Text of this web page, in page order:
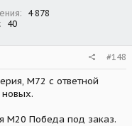
4 878
40
#148
М72 с ответной
новых.
М20 Победа под заказ.